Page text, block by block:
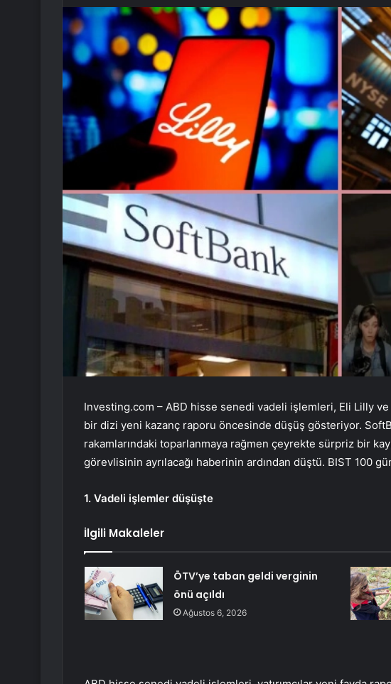
Investing.com – ABD hisse senedi vadeli işlemleri, Eli Lilly ve
bir dizi yeni kazanç raporu öncesinde düşüş gösteriyor.
rakamlarındaki toparlanmaya rağmen çeyrekte sürpriz bir
görevlisinin ayrılacağı haberinin ardından düştü. BIST 100
1. Vadeli işlemler düşüşte
İlgili Makaleler
ÖTV’ye taban geldi verginin
önü açıldı
Ağustos 6, 2026